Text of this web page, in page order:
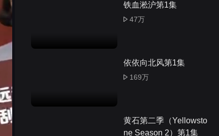
铁血淞沪第1集
47万
依依向北风第1集
169万
黄石第二季（Yellowsto
ne Season 2）第1集